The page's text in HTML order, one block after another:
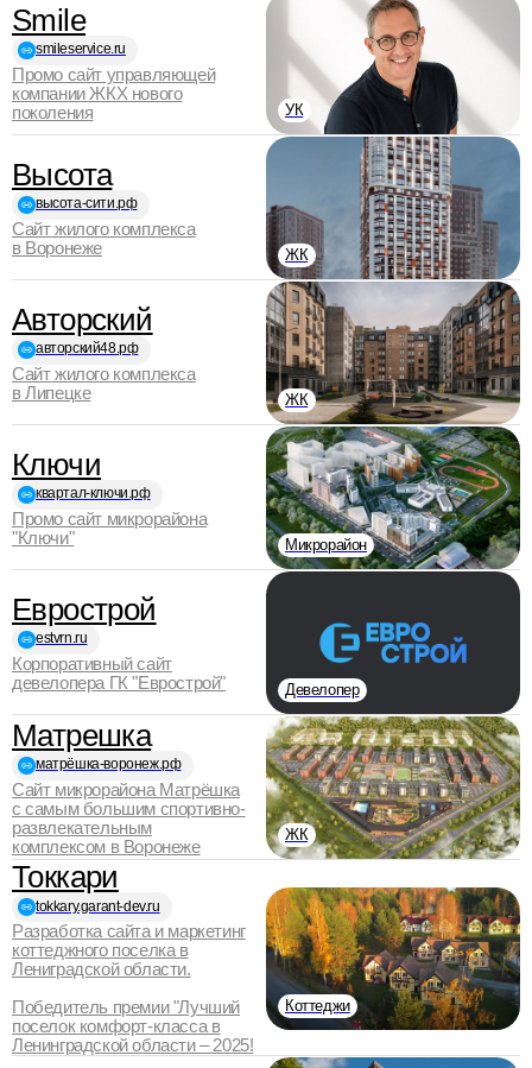
Smile
smileservice.ru
Промо сайт управляющей
компании ЖКХ нового
поколения
УК
Высота
высота-сити.рф
Сайт жилого комплекса
в Воронеже
ЖК
Авторский
авторский48.рф
Сайт жилого комплекса
в Липецке
ЖК
Ключи
квартал-ключи.рф
Промо сайт микрорайона
"Ключи"
Микрорайон
Еврострой
estvrn.ru
Корпоративный сайт
девелопера ГК "Еврострой"
Девелопер
Матрешка
матрёшка-воронеж.рф
Сайт микрорайона Матрёшка
с самым большим спортивно-
развлекательным
комплексом в Воронеже
ЖК
Токкари
tokkary.garant-dev.ru
Разработка сайта и маркетинг
коттеджного поселка в
Лениградской области.
Победитель премии "Лучший
поселок комфорт-класса в
Ленинградской области – 2025!
Коттеджи